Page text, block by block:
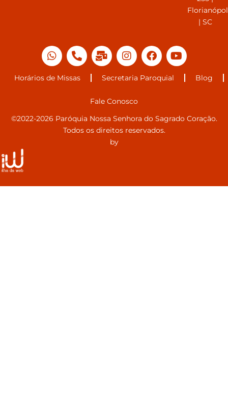
| SC
Horários de Missas Secretaria Paroquial Blog
Fale Conosco
©2022-2026 Paróquia Nossa Senhora do Sagrado Coração.
Todos os direitos reservados.
by